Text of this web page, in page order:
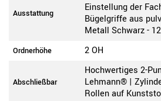
Ausstattung
Einstellung der
Bügelgriffe aus
Metall Schwarz -
Ordnerhöhe 2 OH
Abschließbar
Hochwertiges 2-
Lehmann® |
Rollen auf